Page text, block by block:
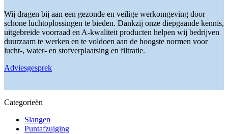
kan
gekozen
worden
op
de
productpagina
Wij dragen bij aan een gezonde en veilige werkomgeving door
schone luchtoplossingen te bieden. Dankzij onze diepgaande kennis,
uitgebreide voorraad en A-kwaliteit producten helpen wij bedrijven
duurzaam te werken en te voldoen aan de hoogste normen voor
lucht-, water- en stofverplaatsing en filtratie.
Adviesgesprek
Categorieën
Slangen
Puntafzuiging